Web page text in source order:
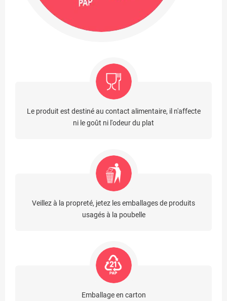
Le produit est destiné au contact alimentaire, il n'affecte
ni le goût ni l'odeur du plat
Veillez à la propreté, jetez les emballages de produits
usagés à la poubelle
Emballage en carton